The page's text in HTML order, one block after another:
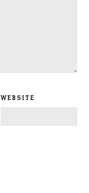
WEBSITE